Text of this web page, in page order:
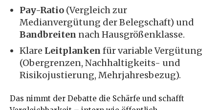
Pay-Ratio (Vergleich zur
Medianvergütung der Belegschaft) und
Bandbreiten nach Hausgrößenklasse.
Klare Leitplanken für variable Vergütung
(Obergrenzen, Nachhaltigkeits- und
Risikojustierung, Mehrjahresbezug).
Das nimmt der Debatte die Schärfe und schafft